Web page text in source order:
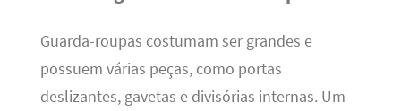
Guarda-roupas costumam ser grandes e
possuem várias peças, como portas
deslizantes, gavetas e divisórias internas. Um